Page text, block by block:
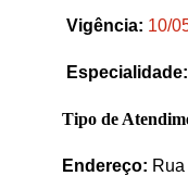
Vigência: 10/
Especialidade:
Tipo de
Endereço: